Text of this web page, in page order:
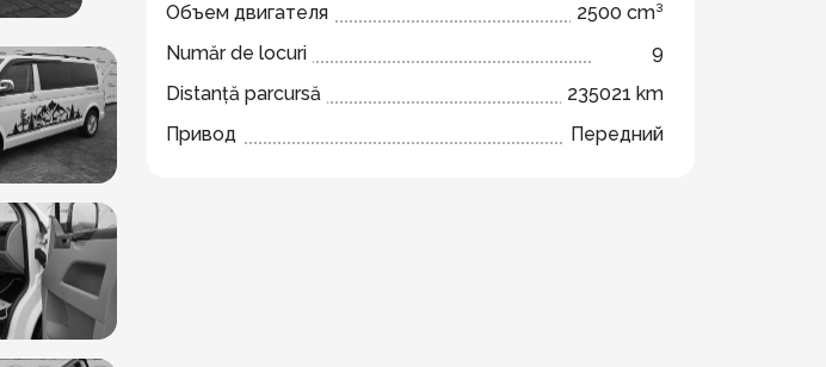
Объем двигателя
2500 cm³
Număr de locuri
9
Distanță parcursă
235021 km
Привод
Передний